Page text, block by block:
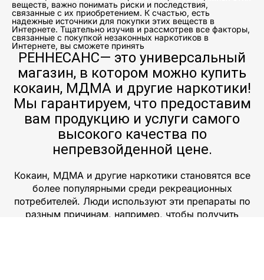
веществ, важно понимать риски и последствия,
связанные с их приобретением. К счастью, есть
надежные источники для покупки этих веществ в
Интернете. Тщательно изучив и рассмотрев все факторы,
связанные с покупкой незаконных наркотиков в
Интернете, вы сможете принять
РЕННЕСАНС— это универсальный
магазин, в котором можно купить
кокаин, МДМА и другие наркотики!
Мы гарантируем, что предоставим
вам продукцию и услуги самого
высокого качества по
непревзойденной цене.
Кокаин, МДМА и другие наркотики становятся все
более популярными среди рекреационных
потребителей. Люди используют эти препараты по
разным причинам, например, чтобы получить